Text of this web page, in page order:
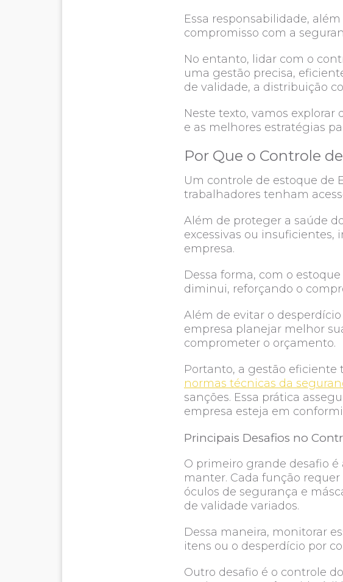
Essa responsabilidade,
compromisso com a
No entanto, lidar com o
uma gestão precisa,
de validade, a distribuição
Neste texto, vamos explorar
e as melhores estratégias
Por Que o Controle
Um controle de estoque de
trabalhadores tenham
Além de proteger a saúde
excessivas ou
empresa.
Dessa forma, com o
diminui, reforçando o
Além de evitar o
empresa planejar melhor
comprometer o orçamento.
Portanto, a gestão
normas técnicas da
sanções. Essa prática
empresa esteja em
Principais Desafios no
O primeiro grande desafio é
manter. Cada função
óculos de segurança e
de validade variados.
Dessa maneira, monitorar
itens ou o desperdício por
Outro desafio é o controle